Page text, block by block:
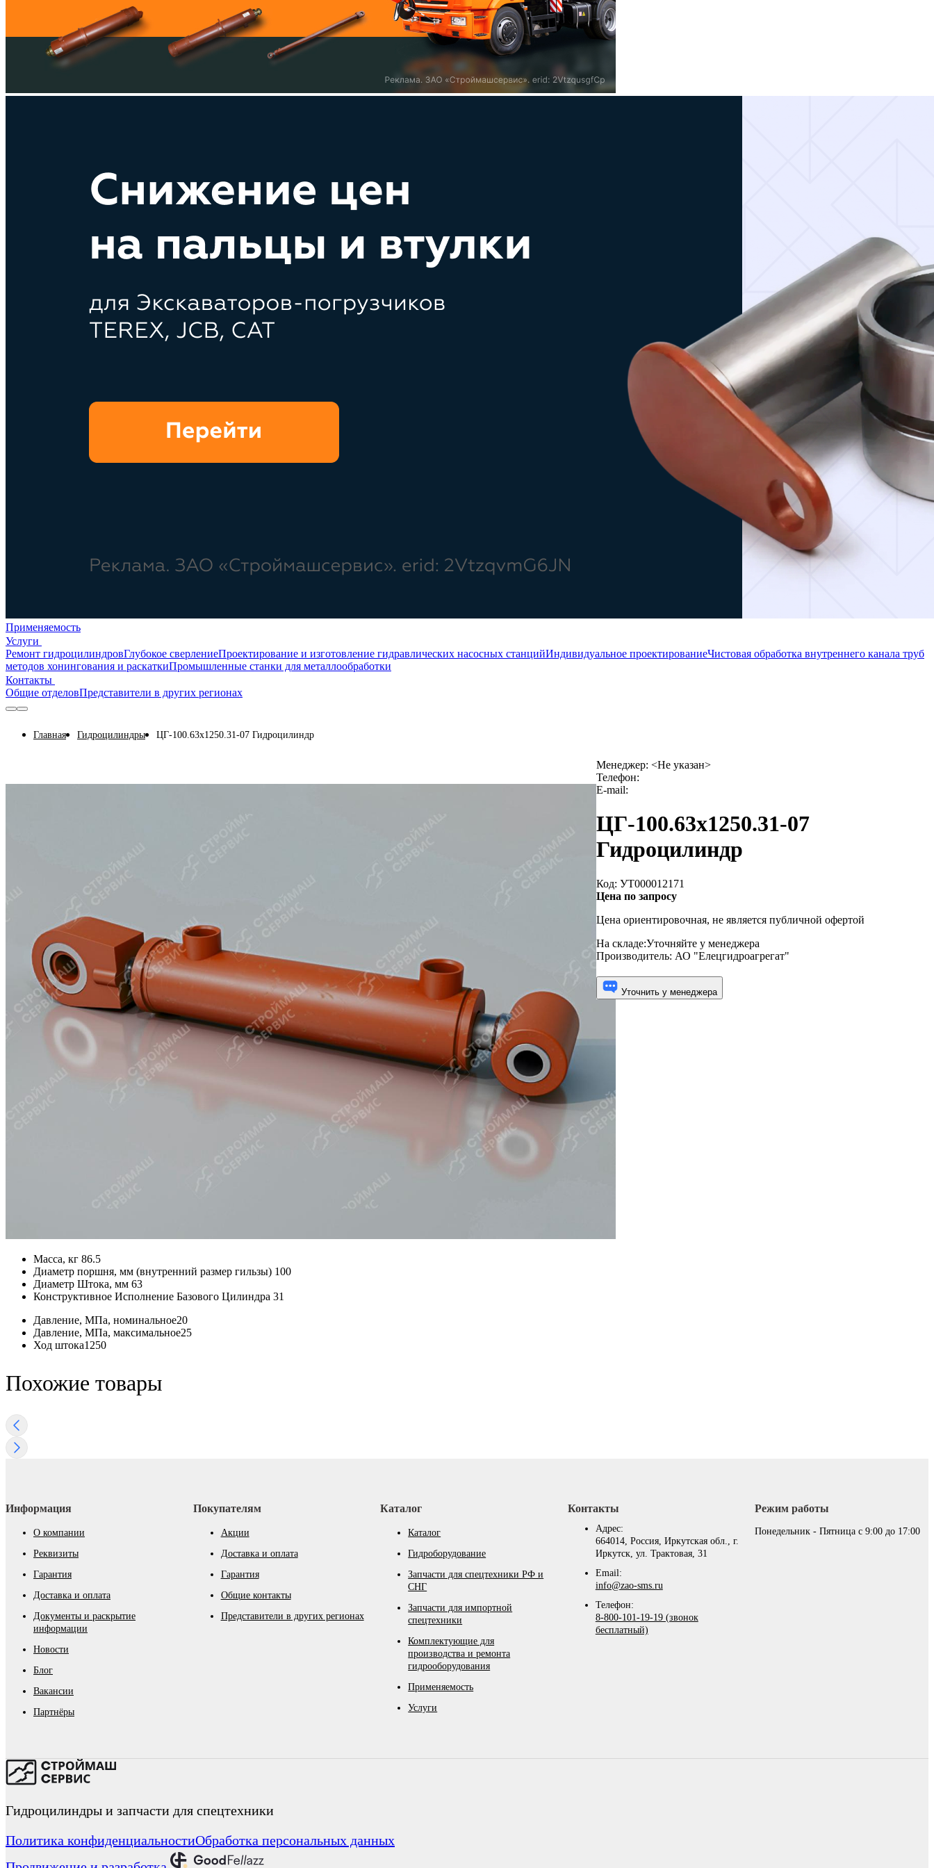
Применяемость
Услуги
Ремонт гидроцилиндровГлубокое сверлениеПроектирование и изготовление гидравлических насосных станцийИндивидуальное проектированиеЧистовая обработка внутреннего канала труб
методов хонингования и раскаткиПромышленные станки для металлообработки
Контакты
Общие отделовПредставители в других регионах
Главная Гидроцилиндры ЦГ-100.63х1250.31-07 Гидроцилиндр
Менеджер:<Не указан>
Телефон:
E-mail:
ЦГ-100.63х1250.31-07
Гидроцилиндр
Код: УТ000012171
Цена по запросу
Цена ориентировочная, не является публичной офертой
На складе:Уточняйте у менеджера
Производитель: АО "Елецгидроагрегат"
Уточнить у менеджера
Масса, кг 86.5
Диаметр поршня, мм (внутренний размер гильзы) 100
Диаметр Штока, мм 63
Конструктивное Исполнение Базового Цилиндра 31
Давление, МПа, номинальное20
Давление, МПа, максимальное25
Ход штока1250
Похожие товары
Информация
О компании
Реквизиты
Гарантия
Доставка и оплата
Документы и раскрытие
информации
Новости
Блог
Вакансии
Партнёры
Покупателям
Акции
Доставка и оплата
Гарантия
Общие контакты
Представители в других регионах
Каталог
Каталог
Гидроборудование
Запчасти для спецтехники РФ и
СНГ
Запчасти для импортной
спецтехники
Комплектующие для
производства и ремонта
гидрооборудования
Применяемость
Услуги
Контакты
Адрес:
664014, Россия, Иркутская обл., г.
Иркутск, ул. Трактовая, 31
Email:
info@zao-sms.ru
Телефон:
8-800-101-19-19 (звонок
бесплатный)
Режим работы
Понедельник - Пятница с 9:00 до 17:00
Гидроцилиндры и запчасти для спецтехники
Политика конфиденциальностиОбработка персональных данных